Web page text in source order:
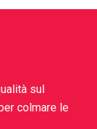
sul
colmare le